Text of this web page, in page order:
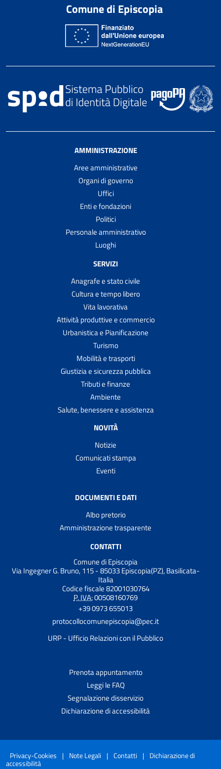
Comune di Episcopia
AMMINISTRAZIONE
Aree amministrative
Organi di governo
Uffici
Enti e fondazioni
Politici
Personale amministrativo
Luoghi
SERVIZI
Anagrafe e stato civile
Cultura e tempo libero
Vita lavorativa
Attività produttive e commercio
Urbanistica e Pianificazione
Turismo
Mobilità e trasporti
Giustizia e sicurezza pubblica
Tributi e finanze
Ambiente
Salute, benessere e assistenza
NOVITÀ
Notizie
Comunicati stampa
Eventi
DOCUMENTI E DATI
Albo pretorio
Amministrazione trasparente
CONTATTI
Comune di Episcopia
Via Ingegner G. Bruno, 115 - 85033 Episcopia(PZ), Basilicata-
Italia
Codice fiscale 82001030764
P. IVA:00508160769
+39 0973 655013
protocollocomunepiscopia@pec.it
URP - Ufficio Relazioni con il Pubblico
Prenota appuntamento
Leggi le FAQ
Segnalazione disservizio
Dichiarazione di accessibilità
Privacy-Cookies | Note Legali | Contatti | Dichiarazione di
accessibilità